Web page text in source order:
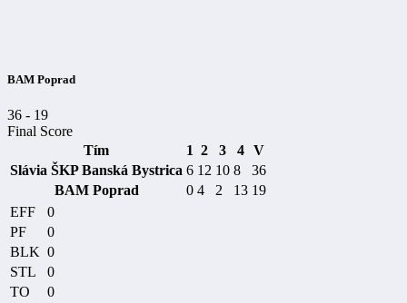
BAM Poprad
36 - 19
Final Score
Tím
1 2 3 4 V
Slávia ŠKP Banská Bystrica 6 12 10 8
36
BAM Poprad
0 4 2 13 19
EFF
0
PF
0
BLK 0
STL
0
TO
0